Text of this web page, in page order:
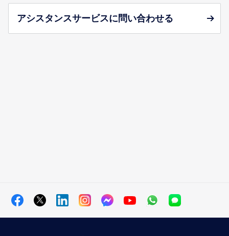
アシスタンスサービスに問い合わせる